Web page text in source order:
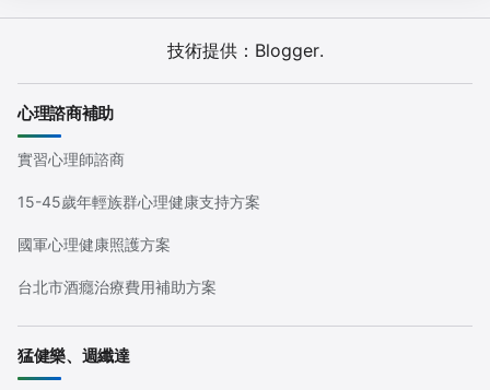
技術提供： Blogger.
心理諮商補助
實習心理師諮商
15-45歲年輕族群心理健康支持方案
國軍心理健康照護方案
台北市酒癮治療費用補助方案
猛健樂、週纖達